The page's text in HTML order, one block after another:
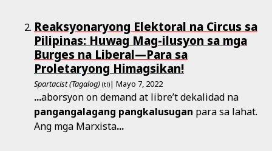
Reaksyonaryong Elektoral na Circus sa
Pilipinas: Huwag Mag-ilusyon sa mga
Burges na Liberal—Para sa
Proletaryong Himagsikan!
Spartacist (Tagalog) (tl)| Mayo 7, 2022
...aborsyon on demand at libre’t dekalidad na
pangangalagang pangkalusugan para sa lahat.
Ang mga Marxista...